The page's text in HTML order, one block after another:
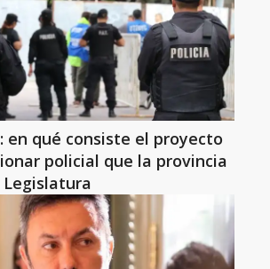
en qué consiste el proyecto
policial que la provincia